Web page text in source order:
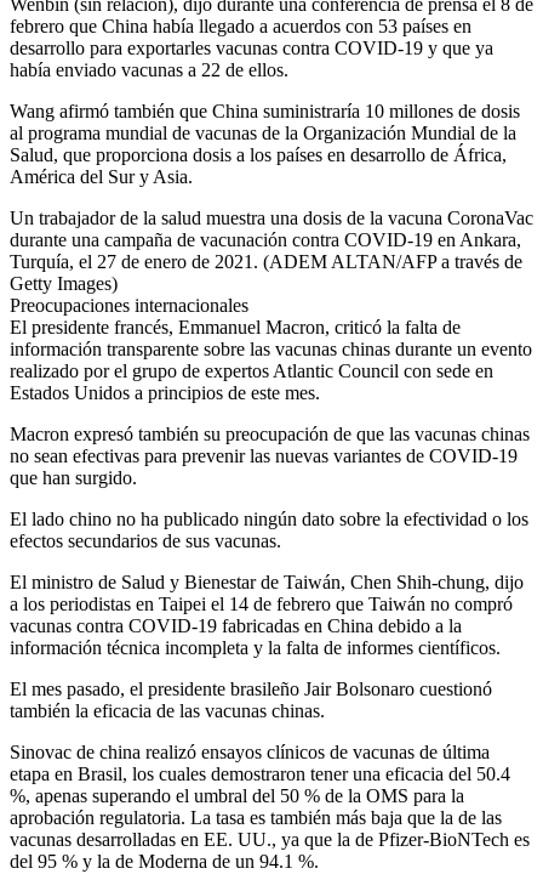
Wenbin (sin relación), dijo durante una conferencia de prensa el 8 de
febrero que China había llegado a acuerdos con 53 países en
desarrollo para exportarles vacunas contra COVID-19 y que ya
había enviado vacunas a 22 de ellos.
Wang afirmó también que China suministraría 10 millones de dosis
al programa mundial de vacunas de la Organización Mundial de la
Salud, que proporciona dosis a los países en desarrollo de África,
América del Sur y Asia.
Un trabajador de la salud muestra una dosis de la vacuna CoronaVac
durante una campaña de vacunación contra COVID-19 en Ankara,
Turquía, el 27 de enero de 2021. (ADEM ALTAN/AFP a través de
Getty Images)
Preocupaciones internacionales
El presidente francés, Emmanuel Macron, criticó la falta de
información transparente sobre las vacunas chinas durante un evento
realizado por el grupo de expertos Atlantic Council con sede en
Estados Unidos a principios de este mes.
Macron expresó también su preocupación de que las vacunas chinas
no sean efectivas para prevenir las nuevas variantes de COVID-19
que han surgido.
El lado chino no ha publicado ningún dato sobre la efectividad o los
efectos secundarios de sus vacunas.
El ministro de Salud y Bienestar de Taiwán, Chen Shih-chung, dijo
a los periodistas en Taipei el 14 de febrero que Taiwán no compró
vacunas contra COVID-19 fabricadas en China debido a la
información técnica incompleta y la falta de informes científicos.
El mes pasado, el presidente brasileño Jair Bolsonaro cuestionó
también la eficacia de las vacunas chinas.
Sinovac de china realizó ensayos clínicos de vacunas de última
etapa en Brasil, los cuales demostraron tener una eficacia del 50.4
%, apenas superando el umbral del 50 % de la OMS para la
aprobación regulatoria. La tasa es también más baja que la de las
vacunas desarrolladas en EE. UU., ya que la de Pfizer-BioNTech es
del 95 % y la de Moderna de un 94.1 %.